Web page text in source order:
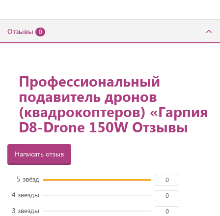
Отзывы 0
Профессиональный
подавитель дронов
(квадрокоптеров) «Гарпия
D8-Drone 150W Отзывы
Написать отзыв
5 звёзд 0
4 звезды 0
3 звезды 0